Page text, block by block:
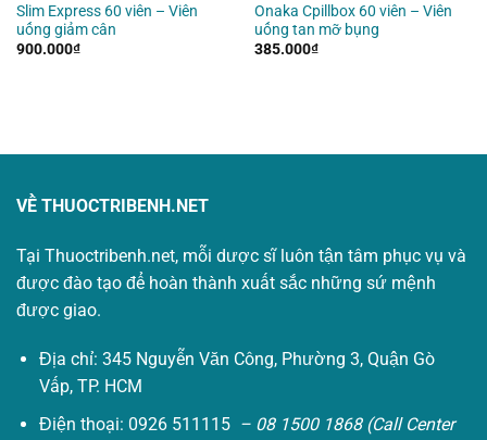
Slim Express 60 viên – Viên
uống giảm cân
900.000₫
Onaka Cpillbox 60 viên – Viên
uống tan mỡ bụng
385.000₫
VỀ THUOCTRIBENH.NET
Tại Thuoctribenh.net, mỗi dược sĩ luôn tận tâm phục vụ và
được đào tạo để hoàn thành xuất sắc những sứ mệnh
được giao.
Địa chỉ: 345 Nguyễn Văn Công, Phường 3, Quận Gò
Vấp, TP. HCM
Điện thoại: 0926 511115 – 08 1500 1868 (Call Center